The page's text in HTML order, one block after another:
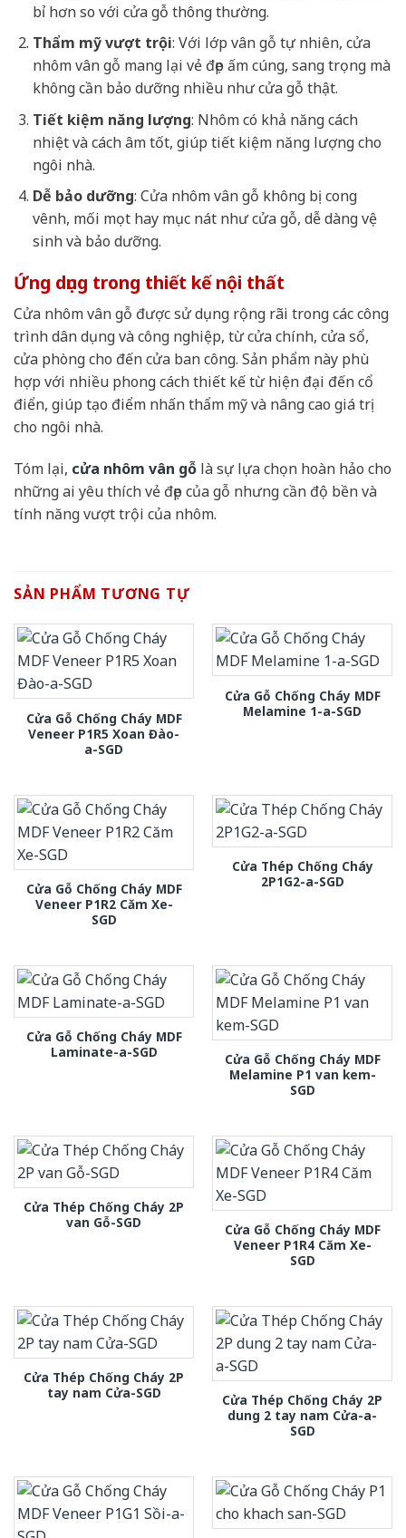
bỉ hơn so với cửa gỗ thông thường.
Thẩm mỹ vượt trội: Với lớp vân gỗ tự nhiên, cửa
nhôm vân gỗ mang lại vẻ đẹp ấm cúng, sang trọng mà
không cần bảo dưỡng nhiều như cửa gỗ thật.
Tiết kiệm năng lượng: Nhôm có khả năng cách
nhiệt và cách âm tốt, giúp tiết kiệm năng lượng cho
ngôi nhà.
Dễ bảo dưỡng: Cửa nhôm vân gỗ không bị cong
vênh, mối mọt hay mục nát như cửa gỗ, dễ dàng vệ
sinh và bảo dưỡng.
Ứng dụng trong thiết kế nội thất
Cửa nhôm vân gỗ được sử dụng rộng rãi trong các công
trình dân dụng và công nghiệp, từ cửa chính, cửa sổ,
cửa phòng cho đến cửa ban công. Sản phẩm này phù
hợp với nhiều phong cách thiết kế từ hiện đại đến cổ
điển, giúp tạo điểm nhấn thẩm mỹ và nâng cao giá trị
cho ngôi nhà.
Tóm lại, cửa nhôm vân gỗ là sự lựa chọn hoàn hảo cho
những ai yêu thích vẻ đẹp của gỗ nhưng cần độ bền và
tính năng vượt trội của nhôm.
SẢN PHẨM TƯƠNG TỰ
Cửa Gỗ Chống Cháy MDF
Veneer P1R5 Xoan Đào-
a-SGD
Cửa Gỗ Chống Cháy MDF
Melamine 1-a-SGD
Cửa Gỗ Chống Cháy MDF
Veneer P1R2 Căm Xe-
SGD
Cửa Thép Chống Cháy
2P1G2-a-SGD
Cửa Gỗ Chống Cháy MDF
Laminate-a-SGD
Cửa Gỗ Chống Cháy MDF
Melamine P1 van kem-
SGD
Cửa Thép Chống Cháy 2P
van Gỗ-SGD
Cửa Gỗ Chống Cháy MDF
Veneer P1R4 Căm Xe-
SGD
Cửa Thép Chống Cháy 2P
tay nam Cửa-SGD
Cửa Thép Chống Cháy 2P
dung 2 tay nam Cửa-a-
SGD